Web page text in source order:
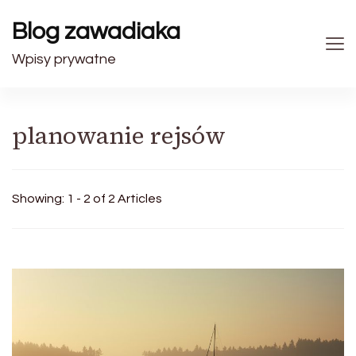
Blog zawadiaka
Wpisy prywatne
planowanie rejsów
Showing: 1 - 2 of 2 Articles